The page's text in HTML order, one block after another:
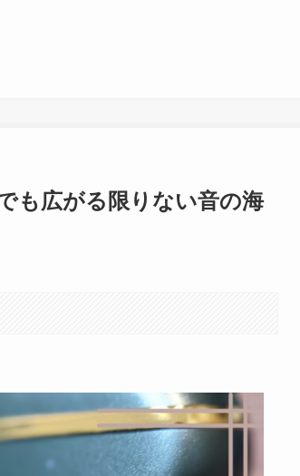
も広がる限りない音の海